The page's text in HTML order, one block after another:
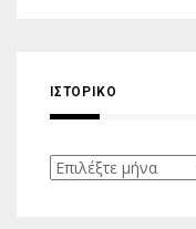
ΙΣΤΟΡΙΚΌ
Ιστορικό